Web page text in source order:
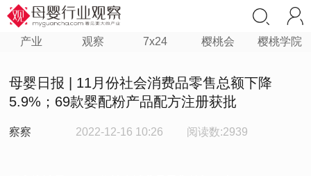
产业 观察 7x24 樱桃会 樱桃学院
母婴日报 | 11月份社会消费品零售总额下降
5.9%；69款婴配粉产品配方注册获批
察察 2022-12-16 10:26 阅读数:2939